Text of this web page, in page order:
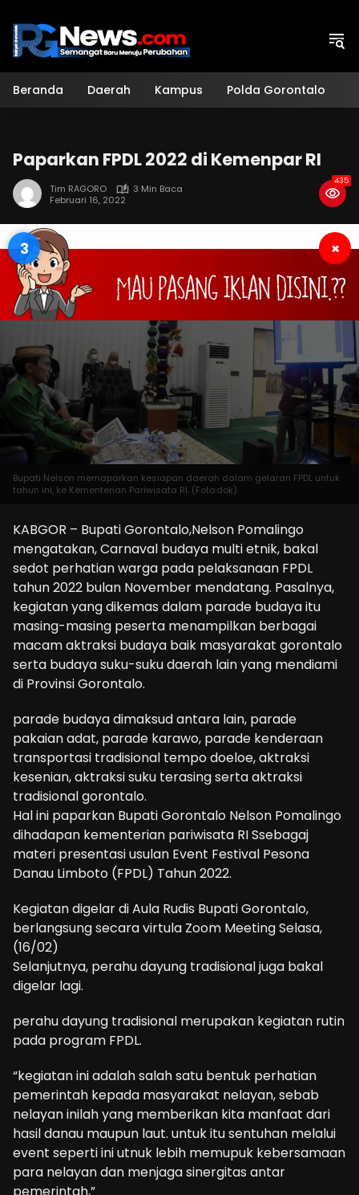
konten
Beranda Daerah Kampus Polda Gorontalo
Paparkan FPDL 2022 di Kemenpar RI
Tim RAGORO
3 Min Baca
Februari 16, 2022
435
2 ×
Bupati Nelson memaparkan kesiapan daerah dalam gelaran FPDL untuk
tahun ini, ke Kementerian Pariwisata RI. (Foto:dok)
KABGOR – Bupati Gorontalo,Nelson Pomalingo
mengatakan, Carnaval budaya multi etnik, bakal
sedot perhatian warga pada pelaksanaan FPDL
tahun 2022 bulan November mendatang. Pasalnya,
kegiatan yang dikemas dalam parade budaya itu
masing-masing peserta menampilkan berbagai
macam aktraksi budaya baik masyarakat gorontalo
serta budaya suku-suku daerah lain yang mendiami
di Provinsi Gorontalo.
parade budaya dimaksud antara lain, parade
pakaian adat, parade karawo, parade kenderaan
transportasi tradisional tempo doeloe, aktraksi
kesenian, aktraksi suku terasing serta aktraksi
tradisional gorontalo.
Hal ini paparkan Bupati Gorontalo Nelson Pomalingo
dihadapan kementerian pariwisata RI Ssebagaj
materi presentasi usulan Event Festival Pesona
Danau Limboto (FPDL) Tahun 2022.
Kegiatan digelar di Aula Rudis Bupati Gorontalo,
berlangsung secara virtula Zoom Meeting Selasa,
(16/02)
Selanjutnya, perahu dayung tradisional juga bakal
digelar lagi.
perahu dayung tradisional merupakan kegiatan rutin
pada program FPDL.
“kegiatan ini adalah salah satu bentuk perhatian
pemerintah kepada masyarakat nelayan, sebab
nelayan inilah yang memberikan kita manfaat dari
hasil danau maupun laut. untuk itu sentuhan melalui
event seperti ini utnuk lebih memupuk kebersamaan
para nelayan dan menjaga sinergitas antar
pemerintah,”